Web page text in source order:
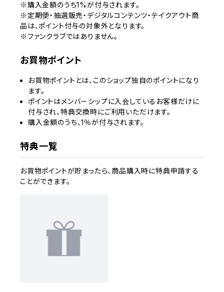
※購入金額のうち1%が付与されます。
※定期便・抽選販売・デジタルコンテンツ・テイクアウト商
品は、ポイント付与の対象外となります。
※ファンクラブではありません。
お買物ポイント
お買物ポイントとは、このショップ独自のポイントになり
ます。
ポイントはメンバーシップに入会しているお客様だけに
付与され、特典交換時にご利用いただけます。
購入金額のうち、1％が付与されます。
特典一覧
お買物ポイントが貯まったら、商品購入時に特典申請する
ことができます。